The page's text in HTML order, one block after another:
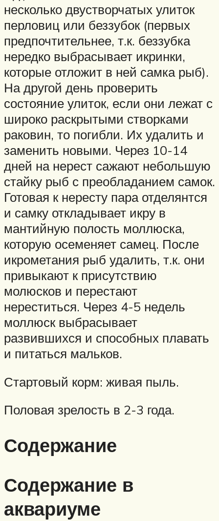
несколько двустворчатых улиток
перловиц или беззубок (первых
предпочтительнее, т.к. беззубка
нередко выбрасывает икринки,
которые отложит в ней самка рыб).
На другой день проверить
состояние улиток, если они лежат с
широко раскрытыми створками
раковин, то погибли. Их удалить и
заменить новыми. Через 10-14
дней на нерест сажают небольшую
стайку рыб с преобладанием самок.
Готовая к нересту пара отделянтся
и самку откладывает икру в
мантийную полость моллюска,
которую осеменяет самец. После
икрометания рыб удалить, т.к. они
привыкают к присутствию
молюсков и перестают
нереститься. Через 4-5 недель
моллюск выбрасывает
развившихся и способных плавать
и питаться мальков.
Стартовый корм: живая пыль.
Половая зрелость в 2-3 года.
Содержание
Содержание в
аквариуме